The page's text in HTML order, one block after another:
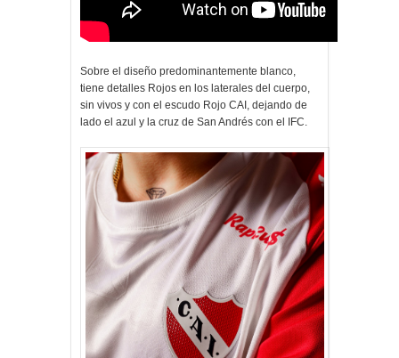
Sobre el diseño predominantemente blanco,
tiene detalles Rojos en los laterales del cuerpo,
sin vivos y con el escudo Rojo CAI, dejando de
lado el azul y la cruz de San Andrés con el IFC.